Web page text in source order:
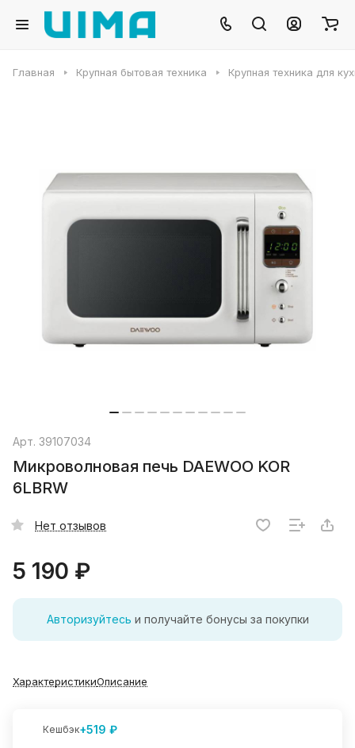
Главная Крупная бытовая техника Крупная техника для
Арт. 39107034
Микроволновая печь DAEWOO KOR
6LBRW
Нет отзывов
5 190 ₽
Авторизуйтесь и получайте бонусы за покупки
ХарактеристикиОписание
Кешбэк+519 ₽